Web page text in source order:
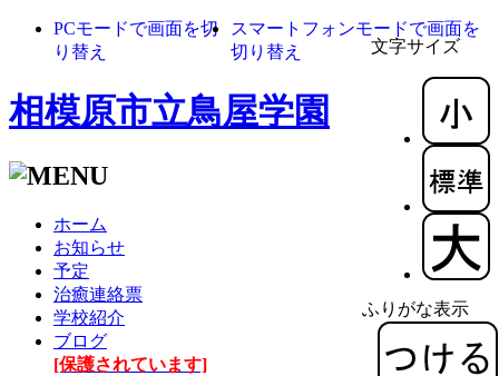
文字サイズ
ふりがな表示
PCモードで画面を切
り替え
スマートフォンモードで画面を
切り替え
相模原市立鳥屋学園
ホーム
お知らせ
予定
治癒連絡票
学校紹介
ブログ
[保護されています]